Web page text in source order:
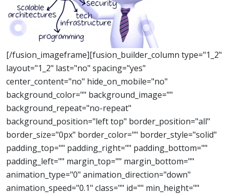
[/fusion_imageframe][fusion_builder_column type="1_2"
layout="1_2" last="no" spacing="yes"
center_content="no" hide_on_mobile="no"
background_color="" background_image=""
background_repeat="no-repeat"
background_position="left top" border_position="all"
border_size="0px" border_color="" border_style="solid"
padding_top="" padding_right="" padding_bottom=""
padding_left="" margin_top="" margin_bottom=""
animation_type="0" animation_direction="down"
animation_speed="0.1" class="" id="" min_height=""